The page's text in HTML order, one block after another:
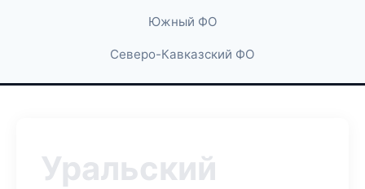
Южный ФО
Северо-Кавказский ФО
Уральский